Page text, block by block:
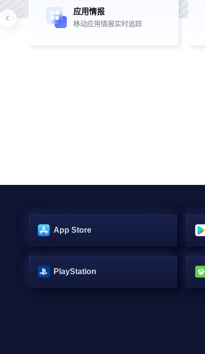
应用情报
移动应用情报实时追踪
App Store
PlayStation